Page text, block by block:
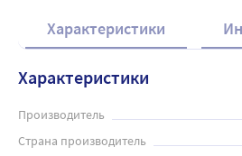
Характеристики
Характеристики
Производитель
Страна производитель